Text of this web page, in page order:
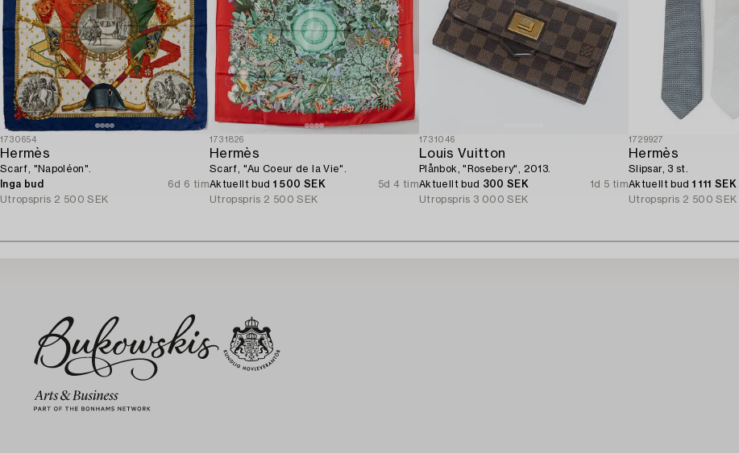
1730654
Hermès
Scarf, "Napoléon".
Inga bud
6d 6 tim
Utropspris 2 500 SEK
1731826
Hermès
Scarf, "Au Coeur de la Vie".
Aktuellt bud 1 500 SEK
5d 4 tim
Utropspris 2 500 SEK
1731046
Louis Vuitton
Plånbok, "Rosebery", 2013.
Aktuellt bud 300 SEK
1d 5 tim
Utropspris 3 000 SEK
1729927
Hermès
Slipsar, 3 st.
Aktuellt bud 1 111 SEK
Utropspris 2 500 SEK